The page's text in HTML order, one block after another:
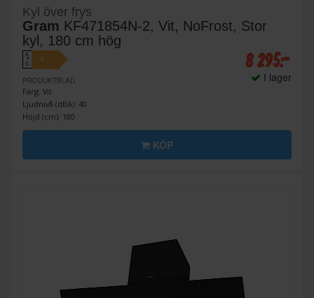
Kyl över frys
Gram KF471854N-2, Vit, NoFrost, Stor
kyl, 180 cm hög
A
↑
G
E
PRODUKTBLAD
Färg: Vit
Ljudnivå (dBA): 40
Höjd (cm): 180
8 295:-
I lager
KÖP